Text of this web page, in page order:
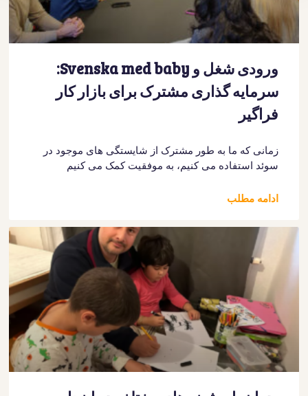
ورودی شغل و Svenska med baby:
سرمایه گذاری مشترک برای بازار کار
فراگیر
زمانی که ما به طور مشترک از شایستگی های موجود در
سوئد استفاده می کنیم، به موفقیت کمک می کنیم
ادامه مطلب